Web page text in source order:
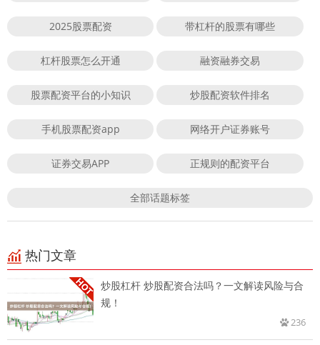
2025股票配资 带杠杆的股票有哪些
杠杆股票怎么开通 融资融券交易
股票配资平台的小知识 炒股配资软件排名
手机股票配资app 网络开户证券账号
证券交易APP 正规则的配资平台
全部话题标签
热门文章
炒股杠杆 炒股配资合法吗？一文解读风险与合
规！
236